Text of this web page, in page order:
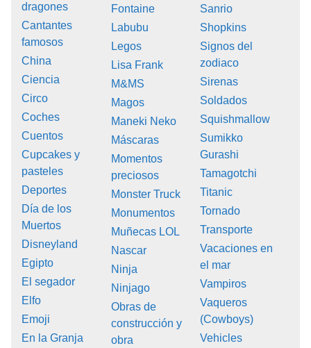
dragones
Cantantes
famosos
China
Ciencia
Circo
Coches
Cuentos
Cupcakes y
pasteles
Deportes
Día de los
Muertos
Disneyland
Egipto
El segador
Elfo
Emoji
En la Granja
Fontaine
Labubu
Legos
Lisa Frank
M&MS
Magos
Maneki Neko
Máscaras
Momentos
preciosos
Monster Truck
Monumentos
Muñecas LOL
Nascar
Ninja
Ninjago
Obras de
construcción y
obra
Sanrio
Shopkins
Signos del
zodiaco
Sirenas
Soldados
Squishmallow
Sumikko
Gurashi
Tamagotchi
Titanic
Tornado
Transporte
Vacaciones en
el mar
Vampiros
Vaqueros
(Cowboys)
Vehicles